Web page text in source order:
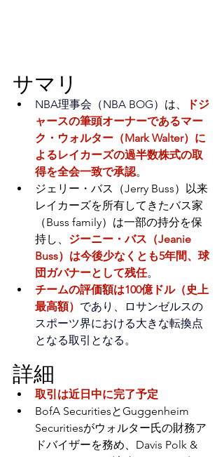
サマリ
NBA理事会（NBA BOG） は、
ドジ
ャースの筆頭オーナーであるマー
ク・ウォルター（Mark Walter）に
よるレイカーズの過半数株式の取
得を全会一致で承認。
ジェリー・バス（Jerry Buss）以来
レイカーズを所有してきたバス家
（Buss family）は一部の持分を保
持し、 ジーニー・バス（Jeanie
Buss）は今後少なくとも5年間、球
団ガバナーとして残任。
チームの評価額は100億ドル（史上
最高額） であり、ロサンゼルスの
スポーツ界における大きな転換点
となる取引となる。
詳細
取引は近日中に完了予定
BofA SecuritiesとGuggenheim
Securitiesがウォルター氏の財務ア
ドバイザーを務め、Davis Polk &